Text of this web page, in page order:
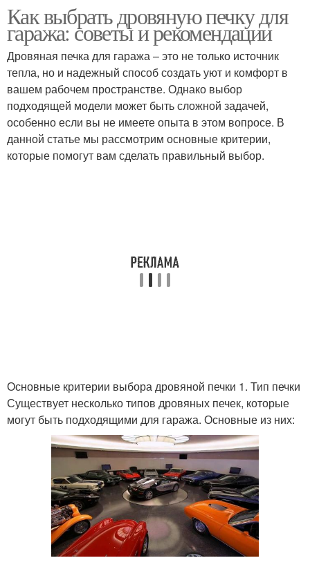
Как выбрать дровяную печку для
гаража: советы и рекомендации
Дровяная печка для гаража – это не только источник
тепла, но и надежный способ создать уют и комфорт в
вашем рабочем пространстве. Однако выбор
подходящей модели может быть сложной задачей,
особенно если вы не имеете опыта в этом вопросе. В
данной статье мы рассмотрим основные критерии,
которые помогут вам сделать правильный выбор.
Основные критерии выбора дровяной печки 1. Тип печки
Существует несколько типов дровяных печек, которые
могут быть подходящими для гаража. Основные из них: